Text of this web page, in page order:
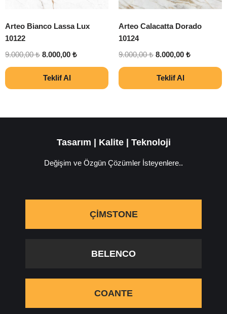
Arteo Bianco Lassa Lux
10122
9.000,00₺ 8.000,00 ₺
Teklif Al
Arteo Calacatta Dorado
10124
9.000,00₺ 8.000,00 ₺
Teklif Al
Tasarım | Kalite | Teknoloji
Değişim ve Özgün Çözümler İsteyenlere..
ÇIMSTONE
BELENCO
COANTE